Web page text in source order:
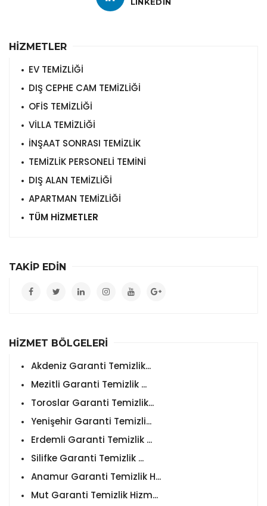
HİZMETLER
EV TEMİZLİĞİ
DIŞ CEPHE CAM TEMİZLİĞİ
OFİS TEMİZLİĞİ
VİLLA TEMİZLİĞİ
İNŞAAT SONRASI TEMİZLİK
TEMİZLİK PERSONELİ TEMİNİ
DIŞ ALAN TEMİZLİĞİ
APARTMAN TEMİZLİĞİ
TÜM HİZMETLER
TAKİP EDİN
HİZMET BÖLGELERİ
Akdeniz Garanti Temizlik...
Mezitli Garanti Temizlik ...
Toroslar Garanti Temizlik...
Yenişehir Garanti Temizli...
Erdemli Garanti Temizlik ...
Silifke Garanti Temizlik ...
Anamur Garanti Temizlik H...
Mut Garanti Temizlik Hizm...